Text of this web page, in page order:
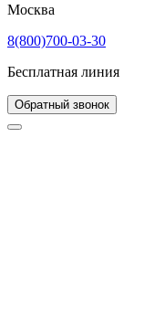
Москва
8(800)700-03-30
Бесплатная линия
Обратный звонок